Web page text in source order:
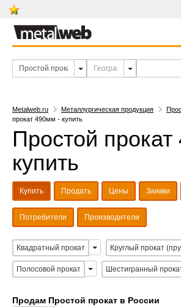
Metalweb.ru Металлургическая продукция
прокат 490мм - купить
Простой
купить
Купить Продать Цены Заявки
Потребители Производители
Квадратный прокат Круглый прокат
Полосовой прокат Шестигранный
Продам Простой прокат в России